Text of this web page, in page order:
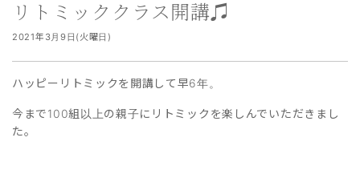
リトミッククラス開講♫
2021年3月9日(火曜日)
ハッピーリトミックを開講して早6年。
今まで100組以上の親子にリトミックを楽しんでいただきまし
た。